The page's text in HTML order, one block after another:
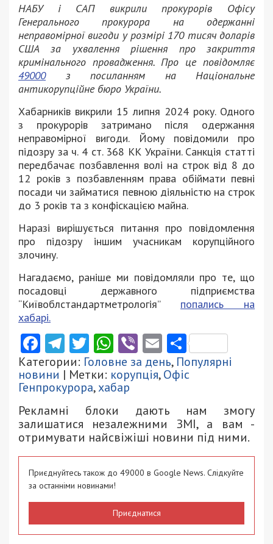
НАБУ і САП викрили прокурорів Офісу
Генерального прокурора на одержанні
неправомірної вигоди у розмірі 170 тисяч доларів
США за ухвалення рішення про закриття
кримінального провадження. Про це повідомляє
49000з посиланням на Національне
антикорупційне бюро України.
Хабарників викрили 15 липня 2024 року. Одного
з прокурорів затримано після одержання
неправомірної вигоди. Йому повідомили про
підозру за ч. 4 ст. 368 КК України. Санкція статті
передбачає позбавлення волі на строк від 8 до
12 років з позбавленням права обіймати певні
посади чи займатися певною діяльністю на строк
до 3 років та з конфіскацією майна.
Наразі вирішується питання про повідомлення
про підозру іншим учасникам корупційного
злочину.
Нагадаємо, раніше ми повідомляли про те, що
посадовці державного підприємства
“Київоблстандартметрологія” попались на
хабарі.
Facebook
Telegram
Twitter
WhatsApp
ViberEmail
Категории: Головне за день, Популярні
новини | Метки: корупція,Офіс
Генпрокурора,хабар
Рекламні блоки дають нам змогу
залишатися незалежними ЗМІ, а вам -
отримувати найсвіжіші новини під ними.
Приєднуйтесь також до 49000 в Google News. Слідкуйте
за останніми новинами!
Приєднатися